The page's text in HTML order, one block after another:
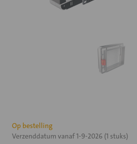
Huidige
voorraad:
Op bestelling
Verzenddatum vanaf 1-9-2026 (1 stuks)